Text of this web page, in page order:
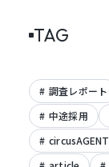
TAG
調査レポート
中途採用
circusAGENT